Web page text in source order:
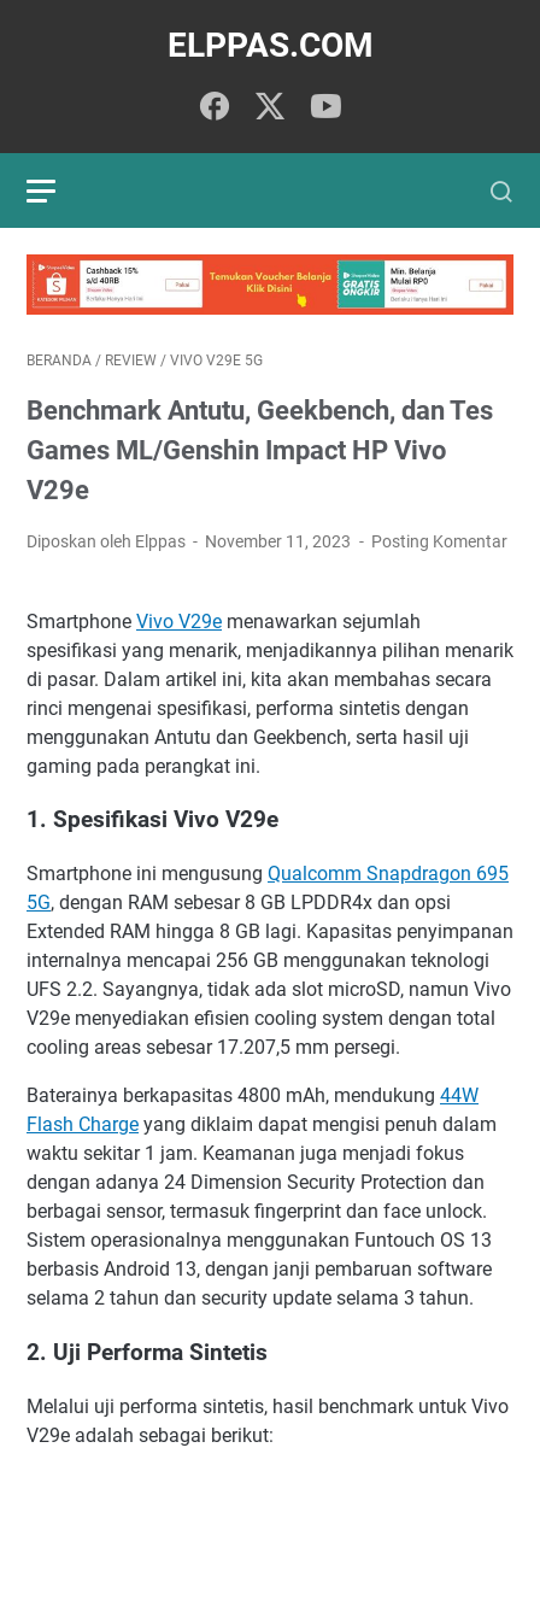
ELPPAS.COM
BERANDA / REVIEW / VIVO V29E 5G
Benchmark Antutu, Geekbench, dan Tes
Games ML/Genshin Impact HP Vivo
V29e
Diposkan oleh Elppas November 11, 2023 Posting Komentar
Smartphone Vivo V29e menawarkan sejumlah
spesifikasi yang menarik, menjadikannya pilihan menarik
di pasar. Dalam artikel ini, kita akan membahas secara
rinci mengenai spesifikasi, performa sintetis dengan
menggunakan Antutu dan Geekbench, serta hasil uji
gaming pada perangkat ini.
1. Spesifikasi Vivo V29e
Smartphone ini mengusung Qualcomm Snapdragon 695
5G, dengan RAM sebesar 8 GB LPDDR4x dan opsi
Extended RAM hingga 8 GB lagi. Kapasitas penyimpanan
internalnya mencapai 256 GB menggunakan teknologi
UFS 2.2. Sayangnya, tidak ada slot microSD, namun Vivo
V29e menyediakan efisien cooling system dengan total
cooling areas sebesar 17.207,5 mm persegi.
Baterainya berkapasitas 4800 mAh, mendukung 44W
Flash Charge yang diklaim dapat mengisi penuh dalam
waktu sekitar 1 jam. Keamanan juga menjadi fokus
dengan adanya 24 Dimension Security Protection dan
berbagai sensor, termasuk fingerprint dan face unlock.
Sistem operasionalnya menggunakan Funtouch OS 13
berbasis Android 13, dengan janji pembaruan software
selama 2 tahun dan security update selama 3 tahun.
2. Uji Performa Sintetis
Melalui uji performa sintetis, hasil benchmark untuk Vivo
V29e adalah sebagai berikut: